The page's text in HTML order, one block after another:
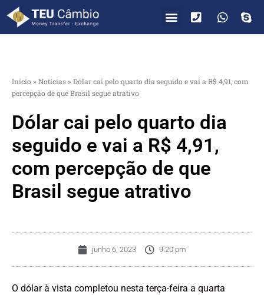
Início » Notícias » Dólar cai pelo quarto dia seguido e vai a R$ 4,91, com
percepção de que Brasil segue atrativo
Dólar cai pelo quarto dia
seguido e vai a R$ 4,91,
com percepção de que
Brasil segue atrativo
junho 6, 2023 9:20 pm
O dólar à vista completou nesta terça-feira a quarta